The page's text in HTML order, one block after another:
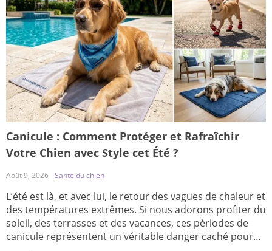
Canicule : Comment Protéger et Rafraîchir
Votre Chien avec Style cet Été ?
Août 9, 2026 Santé du chien
L’été est là, et avec lui, le retour des vagues de chaleur et
des températures extrêmes. Si nous adorons profiter du
soleil, des terrasses et des vacances, ces périodes de
canicule représentent un véritable danger caché pour